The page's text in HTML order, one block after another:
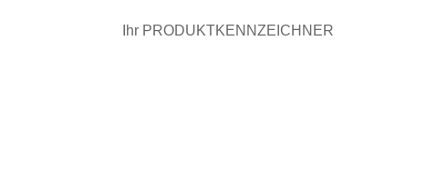
Ihr PRODUKTKENNZEICHNER